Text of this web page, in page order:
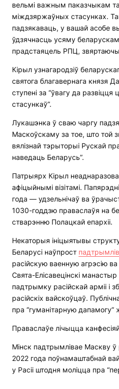
вельмі важным паказчыкам
міждзяржаўных стасунках.
падзякаваць, у вашай асобе
ўдзячнасць усяму
прадстаяцель РПЦ,
Кірыл узнагародзіў
святога благавернага князя
ступені за “ўвагу да
стасункаў”.
Лукашэнка ў сваю чаргу
Маскоўскаму за тое, што той
вялізнай тэрыторыі Рускай
наведаць Беларусь”.
Патрыярх Кірыл
афіцыйнымі візітамі.
года — удзельнічаў ва
1030-годдзю праваслаўя на
стварэнню Полацкай епархіі.
Некаторыя ініцыятывы
Беларусі наўпрост
расійскую ваенную агрэсію
Свята-Елісавецінскі
падтрымку расійскай арміі і
расійскіх вайскоўцаў.
пра “гуманітарную
Праваслаўе лічыцца
Мінск падтрымлівае Маскву
2022 года поўнамаштабнай
у Расіі штодня моліцца пра